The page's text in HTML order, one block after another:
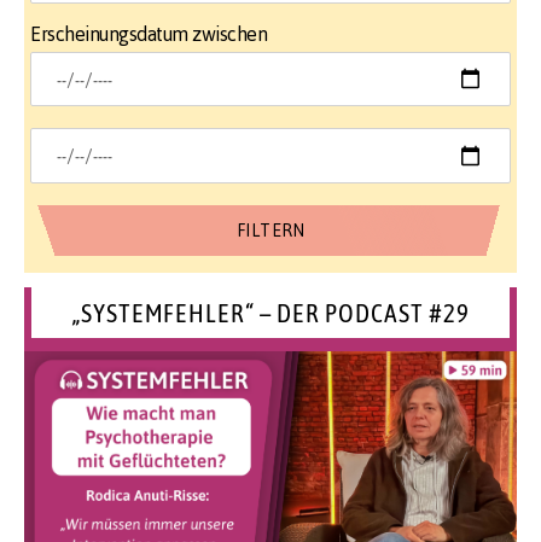
Erscheinungsdatum zwischen
„SYSTEMFEHLER“ – DER PODCAST #29